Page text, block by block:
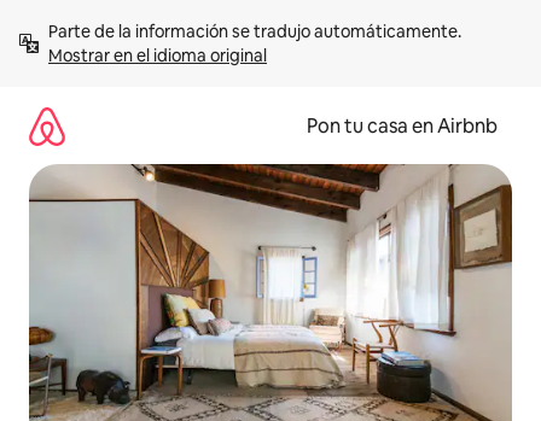
contenidoMostrar en el idioma original
Pon tu casa en Airbnb